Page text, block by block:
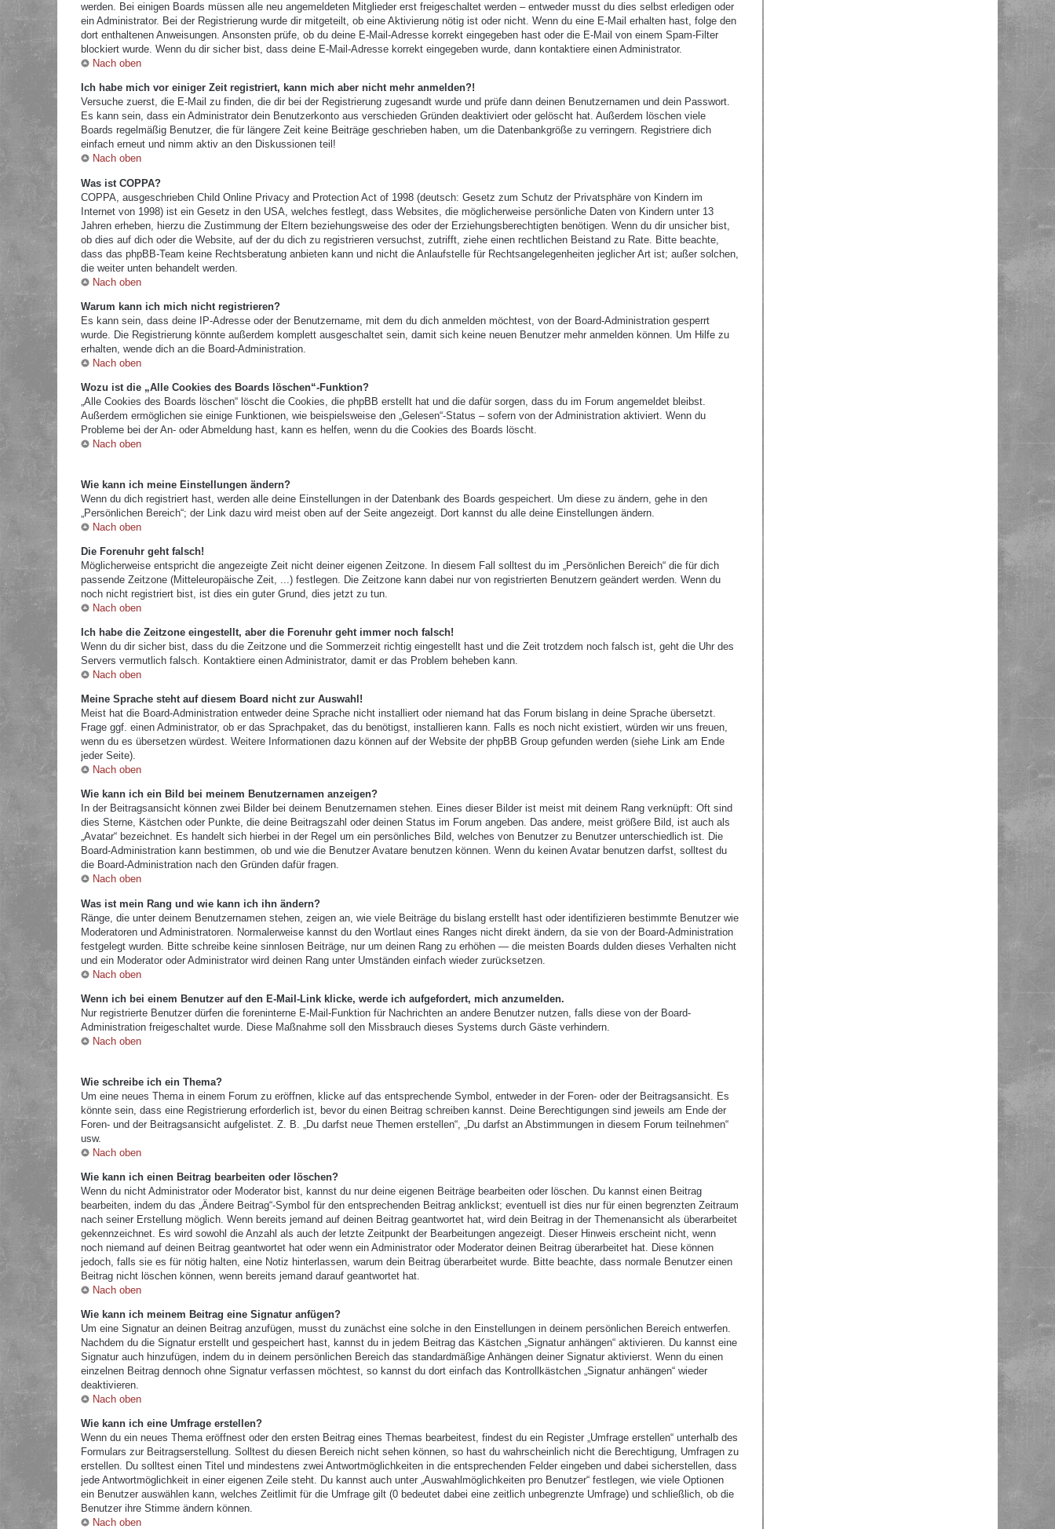
werden. Bei einigen Boards müssen alle neu angemeldeten Mitglieder erst freigeschaltet werden – entweder musst du dies selbst erledigen oder
ein Administrator. Bei der Registrierung wurde dir mitgeteilt, ob eine Aktivierung nötig ist oder nicht. Wenn du eine E-Mail erhalten hast, folge den
dort enthaltenen Anweisungen. Ansonsten prüfe, ob du deine E-Mail-Adresse korrekt eingegeben hast oder die E-Mail von einem Spam-Filter
blockiert wurde. Wenn du dir sicher bist, dass deine E-Mail-Adresse korrekt eingegeben wurde, dann kontaktiere einen Administrator.
Nach oben
Ich habe mich vor einiger Zeit registriert, kann mich aber nicht mehr anmelden?!
Versuche zuerst, die E-Mail zu finden, die dir bei der Registrierung zugesandt wurde und prüfe dann deinen Benutzernamen und dein Passwort.
Es kann sein, dass ein Administrator dein Benutzerkonto aus verschieden Gründen deaktiviert oder gelöscht hat. Außerdem löschen viele
Boards regelmäßig Benutzer, die für längere Zeit keine Beiträge geschrieben haben, um die Datenbankgröße zu verringern. Registriere dich
einfach erneut und nimm aktiv an den Diskussionen teil!
Nach oben
Was ist COPPA?
COPPA, ausgeschrieben Child Online Privacy and Protection Act of 1998 (deutsch: Gesetz zum Schutz der Privatsphäre von Kindern im
Internet von 1998) ist ein Gesetz in den USA, welches festlegt, dass Websites, die möglicherweise persönliche Daten von Kindern unter 13
Jahren erheben, hierzu die Zustimmung der Eltern beziehungsweise des oder der Erziehungsberechtigten benötigen. Wenn du dir unsicher bist,
ob dies auf dich oder die Website, auf der du dich zu registrieren versuchst, zutrifft, ziehe einen rechtlichen Beistand zu Rate. Bitte beachte,
dass das phpBB-Team keine Rechtsberatung anbieten kann und nicht die Anlaufstelle für Rechtsangelegenheiten jeglicher Art ist; außer solchen,
die weiter unten behandelt werden.
Nach oben
Warum kann ich mich nicht registrieren?
Es kann sein, dass deine IP-Adresse oder der Benutzername, mit dem du dich anmelden möchtest, von der Board-Administration gesperrt
wurde. Die Registrierung könnte außerdem komplett ausgeschaltet sein, damit sich keine neuen Benutzer mehr anmelden können. Um Hilfe zu
erhalten, wende dich an die Board-Administration.
Nach oben
Wozu ist die „Alle Cookies des Boards löschen“-Funktion?
„Alle Cookies des Boards löschen“ löscht die Cookies, die phpBB erstellt hat und die dafür sorgen, dass du im Forum angemeldet bleibst.
Außerdem ermöglichen sie einige Funktionen, wie beispielsweise den „Gelesen“-Status – sofern von der Administration aktiviert. Wenn du
Probleme bei der An- oder Abmeldung hast, kann es helfen, wenn du die Cookies des Boards löscht.
Nach oben
Wie kann ich meine Einstellungen ändern?
Wenn du dich registriert hast, werden alle deine Einstellungen in der Datenbank des Boards gespeichert. Um diese zu ändern, gehe in den
„Persönlichen Bereich“; der Link dazu wird meist oben auf der Seite angezeigt. Dort kannst du alle deine Einstellungen ändern.
Nach oben
Die Forenuhr geht falsch!
Möglicherweise entspricht die angezeigte Zeit nicht deiner eigenen Zeitzone. In diesem Fall solltest du im „Persönlichen Bereich“ die für dich
passende Zeitzone (Mitteleuropäische Zeit, ...) festlegen. Die Zeitzone kann dabei nur von registrierten Benutzern geändert werden. Wenn du
noch nicht registriert bist, ist dies ein guter Grund, dies jetzt zu tun.
Nach oben
Ich habe die Zeitzone eingestellt, aber die Forenuhr geht immer noch falsch!
Wenn du dir sicher bist, dass du die Zeitzone und die Sommerzeit richtig eingestellt hast und die Zeit trotzdem noch falsch ist, geht die Uhr des
Servers vermutlich falsch. Kontaktiere einen Administrator, damit er das Problem beheben kann.
Nach oben
Meine Sprache steht auf diesem Board nicht zur Auswahl!
Meist hat die Board-Administration entweder deine Sprache nicht installiert oder niemand hat das Forum bislang in deine Sprache übersetzt.
Frage ggf. einen Administrator, ob er das Sprachpaket, das du benötigst, installieren kann. Falls es noch nicht existiert, würden wir uns freuen,
wenn du es übersetzen würdest. Weitere Informationen dazu können auf der Website der phpBB Group gefunden werden (siehe Link am Ende
jeder Seite).
Nach oben
Wie kann ich ein Bild bei meinem Benutzernamen anzeigen?
In der Beitragsansicht können zwei Bilder bei deinem Benutzernamen stehen. Eines dieser Bilder ist meist mit deinem Rang verknüpft: Oft sind
dies Sterne, Kästchen oder Punkte, die deine Beitragszahl oder deinen Status im Forum angeben. Das andere, meist größere Bild, ist auch als
„Avatar“ bezeichnet. Es handelt sich hierbei in der Regel um ein persönliches Bild, welches von Benutzer zu Benutzer unterschiedlich ist. Die
Board-Administration kann bestimmen, ob und wie die Benutzer Avatare benutzen können. Wenn du keinen Avatar benutzen darfst, solltest du
die Board-Administration nach den Gründen dafür fragen.
Nach oben
Was ist mein Rang und wie kann ich ihn ändern?
Ränge, die unter deinem Benutzernamen stehen, zeigen an, wie viele Beiträge du bislang erstellt hast oder identifizieren bestimmte Benutzer wie
Moderatoren und Administratoren. Normalerweise kannst du den Wortlaut eines Ranges nicht direkt ändern, da sie von der Board-Administration
festgelegt wurden. Bitte schreibe keine sinnlosen Beiträge, nur um deinen Rang zu erhöhen — die meisten Boards dulden dieses Verhalten nicht
und ein Moderator oder Administrator wird deinen Rang unter Umständen einfach wieder zurücksetzen.
Nach oben
Wenn ich bei einem Benutzer auf den E-Mail-Link klicke, werde ich aufgefordert, mich anzumelden.
Nur registrierte Benutzer dürfen die foreninterne E-Mail-Funktion für Nachrichten an andere Benutzer nutzen, falls diese von der Board-
Administration freigeschaltet wurde. Diese Maßnahme soll den Missbrauch dieses Systems durch Gäste verhindern.
Nach oben
Wie schreibe ich ein Thema?
Um eine neues Thema in einem Forum zu eröffnen, klicke auf das entsprechende Symbol, entweder in der Foren- oder der Beitragsansicht. Es
könnte sein, dass eine Registrierung erforderlich ist, bevor du einen Beitrag schreiben kannst. Deine Berechtigungen sind jeweils am Ende der
Foren- und der Beitragsansicht aufgelistet. Z. B. „Du darfst neue Themen erstellen“, „Du darfst an Abstimmungen in diesem Forum teilnehmen“
usw.
Nach oben
Wie kann ich einen Beitrag bearbeiten oder löschen?
Wenn du nicht Administrator oder Moderator bist, kannst du nur deine eigenen Beiträge bearbeiten oder löschen. Du kannst einen Beitrag
bearbeiten, indem du das „Ändere Beitrag“-Symbol für den entsprechenden Beitrag anklickst; eventuell ist dies nur für einen begrenzten Zeitraum
nach seiner Erstellung möglich. Wenn bereits jemand auf deinen Beitrag geantwortet hat, wird dein Beitrag in der Themenansicht als überarbeitet
gekennzeichnet. Es wird sowohl die Anzahl als auch der letzte Zeitpunkt der Bearbeitungen angezeigt. Dieser Hinweis erscheint nicht, wenn
noch niemand auf deinen Beitrag geantwortet hat oder wenn ein Administrator oder Moderator deinen Beitrag überarbeitet hat. Diese können
jedoch, falls sie es für nötig halten, eine Notiz hinterlassen, warum dein Beitrag überarbeitet wurde. Bitte beachte, dass normale Benutzer einen
Beitrag nicht löschen können, wenn bereits jemand darauf geantwortet hat.
Nach oben
Wie kann ich meinem Beitrag eine Signatur anfügen?
Um eine Signatur an deinen Beitrag anzufügen, musst du zunächst eine solche in den Einstellungen in deinem persönlichen Bereich entwerfen.
Nachdem du die Signatur erstellt und gespeichert hast, kannst du in jedem Beitrag das Kästchen „Signatur anhängen“ aktivieren. Du kannst eine
Signatur auch hinzufügen, indem du in deinem persönlichen Bereich das standardmäßige Anhängen deiner Signatur aktivierst. Wenn du einen
einzelnen Beitrag dennoch ohne Signatur verfassen möchtest, so kannst du dort einfach das Kontrollkästchen „Signatur anhängen“ wieder
deaktivieren.
Nach oben
Wie kann ich eine Umfrage erstellen?
Wenn du ein neues Thema eröffnest oder den ersten Beitrag eines Themas bearbeitest, findest du ein Register „Umfrage erstellen“ unterhalb des
Formulars zur Beitragserstellung. Solltest du diesen Bereich nicht sehen können, so hast du wahrscheinlich nicht die Berechtigung, Umfragen zu
erstellen. Du solltest einen Titel und mindestens zwei Antwortmöglichkeiten in die entsprechenden Felder eingeben und dabei sicherstellen, dass
jede Antwortmöglichkeit in einer eigenen Zeile steht. Du kannst auch unter „Auswahlmöglichkeiten pro Benutzer“ festlegen, wie viele Optionen
ein Benutzer auswählen kann, welches Zeitlimit für die Umfrage gilt (0 bedeutet dabei eine zeitlich unbegrenzte Umfrage) und schließlich, ob die
Benutzer ihre Stimme ändern können.
Nach oben